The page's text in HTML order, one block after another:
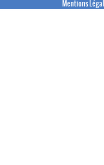
Mentions